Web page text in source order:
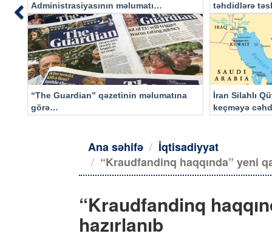
Administrasiyasının məlumatı
əsasında…
təhdidlərə
“The Guardian” qəzetinin məlumatına
görə…
İran Silahlı
keçməyə
Previous
Ana səhifə
İqtisadiyyat
“Kraudfandinq haqqında” yeni
“Kraudfandinq
hazırlanıb